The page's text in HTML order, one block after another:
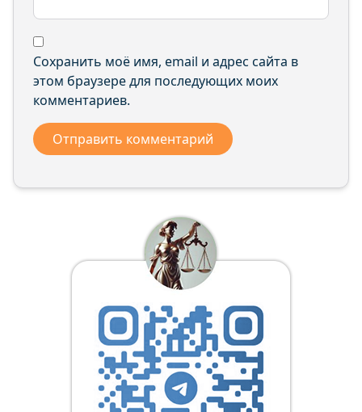
Сохранить моё имя, email и адрес сайта в
этом браузере для последующих моих
комментариев.